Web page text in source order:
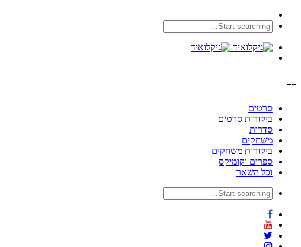
--
סרטים
ביקורות סרטים
סדרות
משחקים
ביקורות משחקים
ספרים וקומיקס
וכל השאר